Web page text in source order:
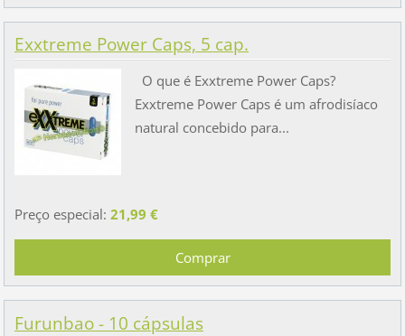
Exxtreme Power Caps, 5 cap.
O que é Exxtreme Power Caps?
Exxtreme Power Caps é um afrodisíaco
natural concebido para...
Preço especial: 21,99 €
Furunbao - 10 cápsulas